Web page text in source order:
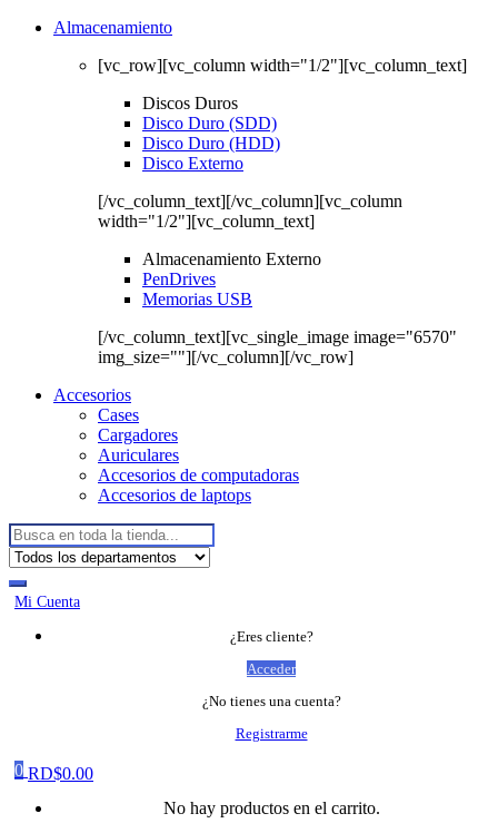
Almacenamiento
[vc_row][vc_column width="1/2"][vc_column_text]
Discos Duros
Disco Duro (SDD)
Disco Duro (HDD)
Disco Externo
[/vc_column_text][/vc_column][vc_column
width="1/2"][vc_column_text]
Almacenamiento Externo
PenDrives
Memorias USB
[/vc_column_text][vc_single_image image="6570"
img_size=""][/vc_column][/vc_row]
Accesorios
Cases
Cargadores
Auriculares
Accesorios de computadoras
Accesorios de laptops
Buscar:
Mi Cuenta
¿Eres cliente?
Acceder
¿No tienes una cuenta?
Registrarme
0 RD$0.00
No hay productos en el carrito.